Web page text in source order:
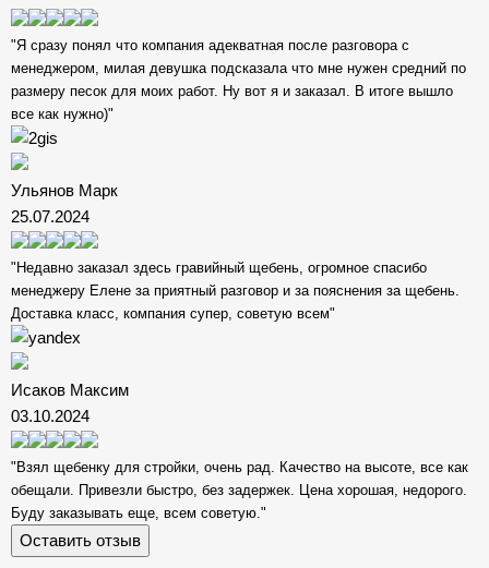
"Я сразу понял что компания адекватная после разговора с
менеджером, милая девушка подсказала что мне нужен средний по
размеру песок для моих работ. Ну вот я и заказал. В итоге вышло
все как нужно)"
Ульянов Марк
25.07.2024
"Недавно заказал здесь гравийный щебень, огромное спасибо
менеджеру Елене за приятный разговор и за пояснения за щебень.
Доставка класс, компания супер, советую всем"
Исаков Максим
03.10.2024
"Взял щебенку для стройки, очень рад. Качество на высоте, все как
обещали. Привезли быстро, без задержек. Цена хорошая, недорого.
Буду заказывать еще, всем советую."
Оставить отзыв